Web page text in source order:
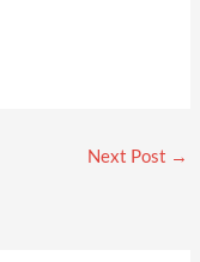
Next Post →